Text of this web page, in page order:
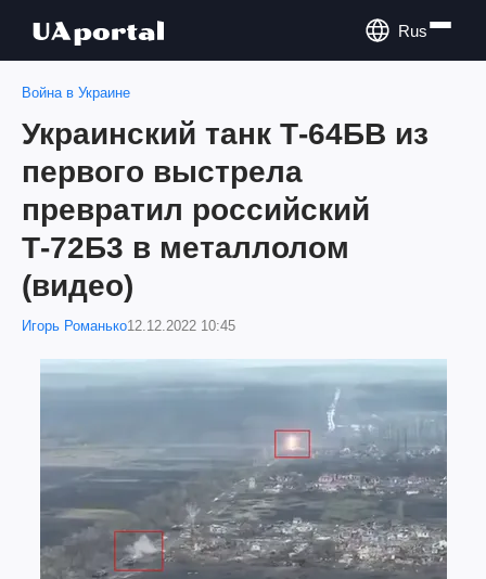
Rus
Война в Украине
Украинский танк Т-64БВ из
первого выстрела
превратил российский
Т-72Б3 в металлолом
(видео)
Игорь Романько12.12.2022 10:45